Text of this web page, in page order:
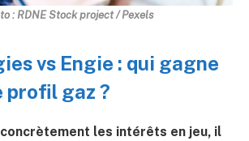
: RDNE Stock project / Pexels
vs Engie : qui gagne
profil gaz ?
les intérêts en jeu, il